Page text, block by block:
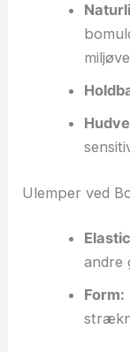
Ulemper ved
andre
Form: